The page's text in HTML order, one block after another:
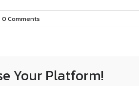
0 Comments
Your Platform!